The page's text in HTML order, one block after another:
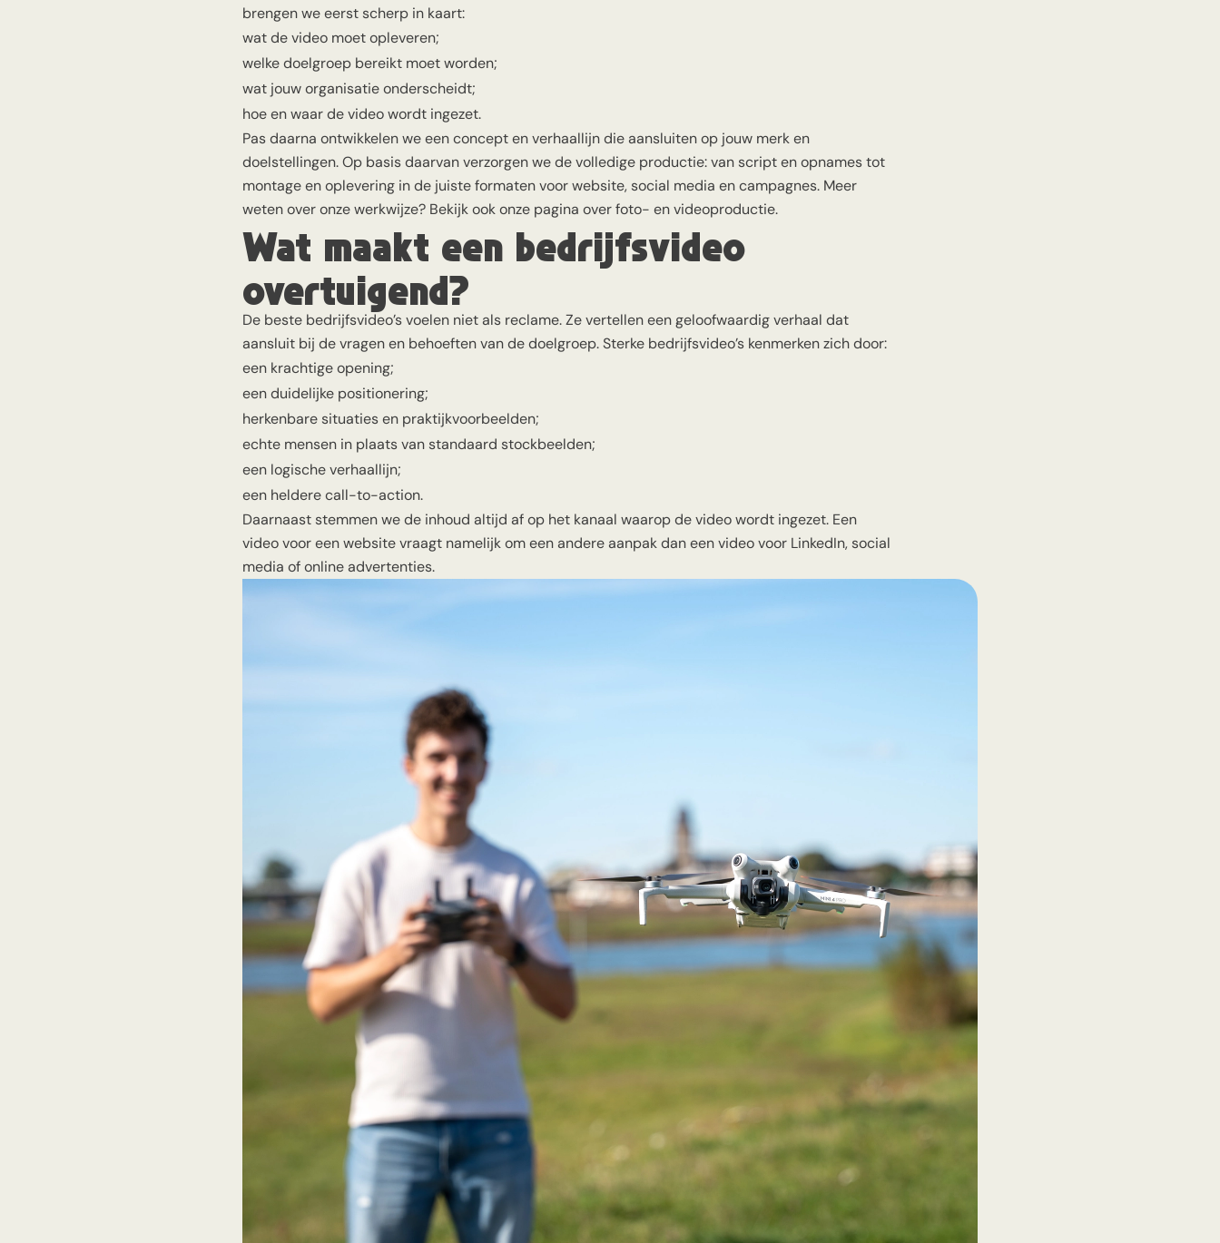
brengen we eerst scherp in kaart:
wat de video moet opleveren;
welke doelgroep bereikt moet worden;
wat jouw organisatie onderscheidt;
hoe en waar de video wordt ingezet.
Pas daarna ontwikkelen we een concept en verhaallijn die aansluiten op jouw merk en
doelstellingen. Op basis daarvan verzorgen we de volledige productie: van script en opnames tot
montage en oplevering in de juiste formaten voor website, social media en campagnes. Meer
weten over onze werkwijze? Bekijk ook onze pagina overfoto- en videoproductie.
Wat maakt een bedrijfsvideo
overtuigend?
De beste bedrijfsvideo’s voelen niet als reclame. Ze vertellen een geloofwaardig verhaal dat
aansluit bij de vragen en behoeften van de doelgroep. Sterke bedrijfsvideo’s kenmerken zich door:
een krachtige opening;
een duidelijke positionering;
herkenbare situaties en praktijkvoorbeelden;
echte mensen in plaats van standaard stockbeelden;
een logische verhaallijn;
een heldere call-to-action.
Daarnaast stemmen we de inhoud altijd af op het kanaal waarop de video wordt ingezet. Een
video voor een website vraagt namelijk om een andere aanpak dan een video voor LinkedIn, social
media of online advertenties.